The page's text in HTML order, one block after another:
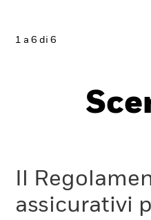
1 a 6 di 6
Il
assicurativi